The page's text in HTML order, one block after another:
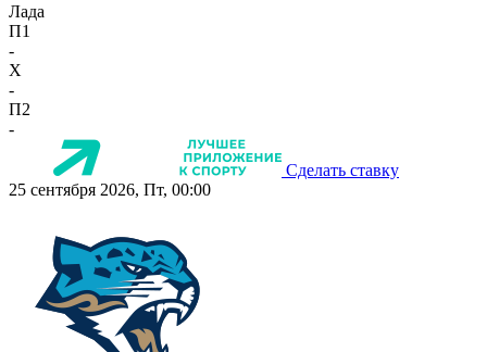
Лада
П1
-
X
-
П2
-
Сделать ставку
25 сентября 2026, Пт, 00:00